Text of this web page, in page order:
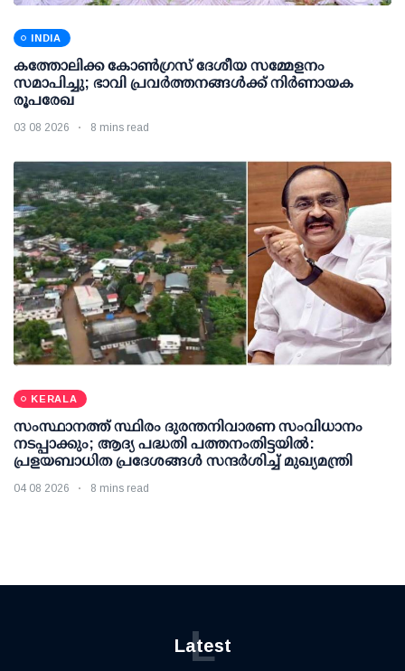
INDIA
കത്തോലിക്ക കോൺഗ്രസ് ദേശീയ സമ്മേളനം
സമാപിച്ചു; ഭാവി പ്രവർത്തനങ്ങൾക്ക് നിർണായക
രൂപരേഖ
03 08 2026 8 mins read
KERALA
സംസ്ഥാനത്ത് സ്ഥിരം ദുരന്തനിവാരണ സംവിധാനം
നടപ്പാക്കും; ആദ്യ പദ്ധതി പത്തനംതിട്ടയില്‍:
പ്രളയബാധിത പ്രദേശങ്ങള്‍ സന്ദര്‍ശിച്ച് മുഖ്യമന്ത്രി
04 08 2026 8 mins read
Latest
L